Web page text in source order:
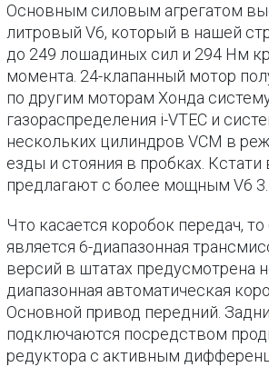
Основным силовым агрегатом
литровый V6, который в нашей
до 249 лошадиных сил и 294 Нм
момента. 24-клапанный мотор
по другим моторам Хонда
газораспределения i-VTEC и
нескольких цилиндров VCM в
езды и стояния в пробках.
предлагают с более мощным V6
Что касается коробок передач,
является 6-диапазонная
версий в штатах предусмотрена
диапазонная автоматическая
Основной привод передний.
подключаются посредством
редуктора с активным